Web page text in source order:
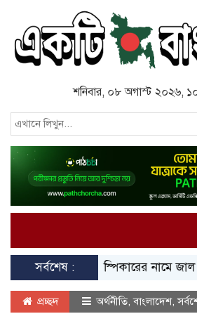
শনিবার, ০৮ অগাস্ট ২০২৬,
সর্বশেষ :স্পিকারের নামে জাল ডিও,
প্রচ্ছদ অর্থনীতি,বাংলাদেশ,